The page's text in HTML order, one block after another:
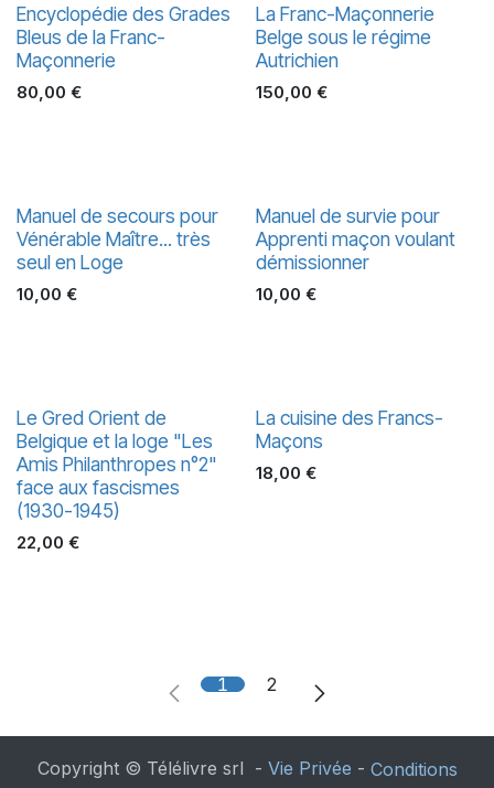
Encyclopédie des Grades
Bleus de la Franc-
Maçonnerie
80,00 €
La Franc-Maçonnerie
Belge sous le régime
Autrichien
150,00 €
Manuel de secours pour
Vénérable Maître... très
seul en Loge
10,00 €
Manuel de survie pour
Apprenti maçon voulant
démissionner
10,00 €
Le Gred Orient de
Belgique et la loge "Les
Amis Philanthropes n°2"
face aux fascismes
(1930-1945)
22,00 €
La cuisine des Francs-
Maçons
18,00 €
1 2
Copyright © Télélivre srl - Vie Privée - Conditions